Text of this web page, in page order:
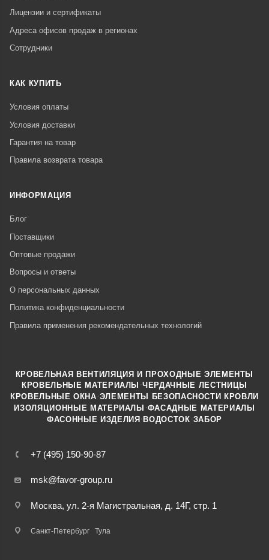
Лицензии и сертификаты
Адреса офисов продаж в регионах
Сотрудники
КАК КУПИТЬ
Условия оплаты
Условия доставки
Гарантия на товар
Правила возврата товара
ИНФОРМАЦИЯ
Блог
Поставщики
Оптовые продажи
Вопросы и ответы
О персональных данных
Политика конфиденциальности
Правила применения рекомендательных технологий
+7 (495) 150-90-87
msk@favor-group.ru
Москва, ул. 2-я Магистральная, д. 14Г, стр. 1
Санкт-Петербург Тула
КРОВЕЛЬНАЯ ВЕНТИЛЯЦИЯ И ПРОХОДНЫЕ ЭЛЕМЕНТЫ
КРОВЕЛЬНЫЕ МАТЕРИАЛЫ ·ЧЕРДАЧНЫЕ ЛЕСТНИЦЫ
КРОВЕЛЬНЫЕ ОКНА ·ЭЛЕМЕНТЫ БЕЗОПАСНОСТИ КРОВЛИ
ИЗОЛЯЦИОННЫЕ МАТЕРИАЛЫ ·ФАСАДНЫЕ МАТЕРИАЛЫ
ФАСОННЫЕ ИЗДЕЛИЯ·ВОДОСТОК ·ЗАБОР